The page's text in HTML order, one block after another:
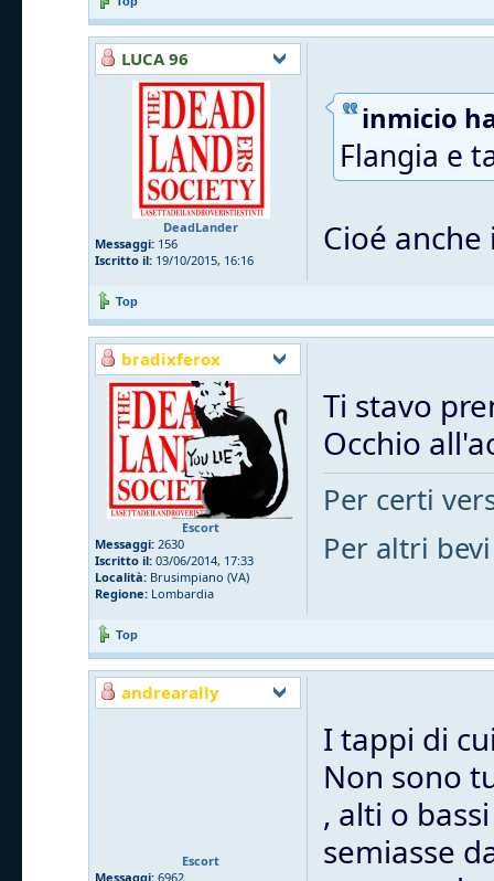
LUCA 96
DeadLander
Messaggi: 156
Iscritto il: 19/10/2015, 16:16
inmicio
Flangia e
Cioé
Top
bradixferox
Escort
Messaggi: 2630
Iscritto il: 03/06/2014, 17:33
Località: Brusimpiano (VA)
Regione: Lombardia
Ti stavo
Occhio
Per certi
Per altri bevi
Top
andrearally
Escort
Messaggi: 6962
I tappi di
Non sono
, alti o
semiasse